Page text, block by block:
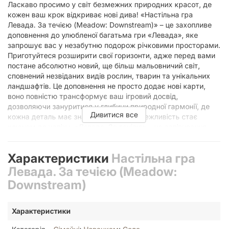
Ласкаво просимо у світ безмежних природних красот, де
кожен ваш крок відкриває нові дива! «Настільна гра
Левада. За течією (Meadow: Downstream)» – це захопливе
доповнення до улюбленої багатьма гри «Левада», яке
запрошує вас у незабутню подорож річковими просторами.
Приготуйтеся розширити свої горизонти, адже перед вами
постане абсолютно новий, ще більш мальовничий світ,
сповнений незвіданих видів рослин, тварин та унікальних
ландшафтів. Це доповнення не просто додає нові карти,
воно повністю трансформує ваш ігровий досвід,
дозволяючи зануритися у глибини природної гармонії, де
кожна деталь має значення, а спостережливість стає
частиною цієї неперевершеної екосистеми.
Нові Горизонти Природи:
Досліджуйте Річковий Світ
«Левада. За течією» переносить гравців від звичних стежок
Дивитися все
Характеристики Настільна гра
Левада. За течією (Meadow:
Downstream)
Характеристики